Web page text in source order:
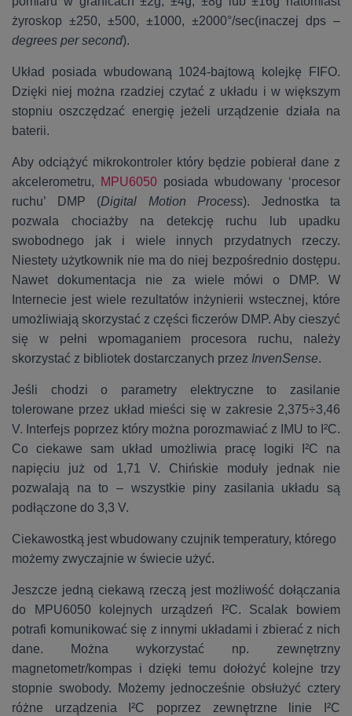
żyroskop ±250, ±500, ±1000, ±2000°/sec(inaczej dps –
degrees per second).
Układ posiada wbudowaną 1024-bajtową kolejkę FIFO.
Dzięki niej można rzadziej czytać z układu i w większym
stopniu oszczędzać energię jeżeli urządzenie działa na
baterii.
Aby odciążyć mikrokontroler który będzie pobierał dane z
akcelerometru,
MPU6050 posiada wbudowany ‘procesor
ruchu’ DMP (Digital Motion Process). Jednostka ta
pozwala chociażby na detekcję ruchu lub upadku
swobodnego jak i wiele innych przydatnych rzeczy.
Niestety użytkownik nie ma do niej bezpośrednio dostępu.
Nawet dokumentacja nie za wiele mówi o DMP. W
Internecie jest wiele rezultatów inżynierii wstecznej, które
umożliwiają skorzystać z części ficzerów DMP. Aby cieszyć
się w pełni wpomaganiem procesora ruchu, należy
skorzystać z bibliotek dostarczanych przez InvenSense.
Jeśli chodzi o parametry elektryczne to zasilanie
tolerowane przez układ mieści się w zakresie 2,375÷3,46
V. Interfejs poprzez który można porozmawiać z IMU to I²C.
Co ciekawe sam układ umożliwia pracę logiki I²C na
napięciu już od 1,71 V. Chińskie moduły jednak nie
pozwalają na to – wszystkie piny zasilania układu są
podłączone do 3,3 V.
Ciekawostką jest wbudowany czujnik temperatury, którego
możemy zwyczajnie w świecie użyć.
Jeszcze jedną ciekawą rzeczą jest możliwość dołączania
do MPU6050 kolejnych urządzeń I²C. Scalak bowiem
potrafi komunikować się z innymi układami i zbierać z nich
dane. Można wykorzystać np. zewnętrzny
magnetometr/kompas i dzięki temu dołożyć kolejne trzy
stopnie swobody. Możemy jednocześnie obsłużyć cztery
różne urządzenia I²C poprzez zewnętrzne linie I²C